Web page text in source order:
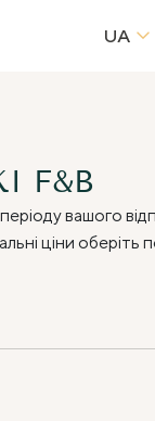
UA
F&B
періоду вашого
ціни оберіть